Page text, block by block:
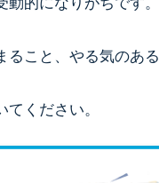
的になりがちです。
こと、やる気のあ
ください。